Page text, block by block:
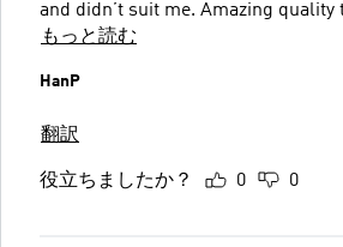
and didn’t suit me. Amazing quality
もっと読む
HanP
翻訳
役立ちましたか？ 0 0